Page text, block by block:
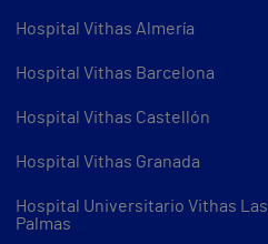
Hospital Vithas Almería
Hospital Vithas Barcelona
Hospital Vithas Castellón
Hospital Vithas Granada
Hospital Universitario Vithas Las
Palmas